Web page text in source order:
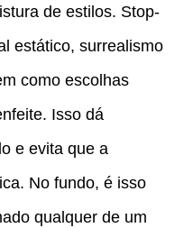
de estilos. Stop-
estático, surrealismo
como escolhas
Isso dá
e evita que a
No fundo, é isso
qualquer de um